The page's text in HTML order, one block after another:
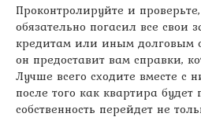
Проконтролируйте и
обязательно погасил все свои
кредитам или иным долговым
он предоставит вам справки,
Лучше всего сходите вместе с
после того как квартира
собственность перейдет не